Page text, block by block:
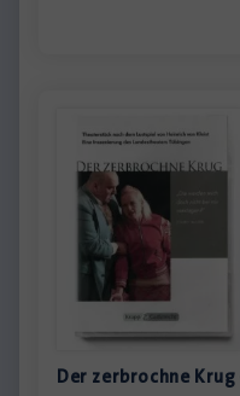
Der zerbrochne Krug